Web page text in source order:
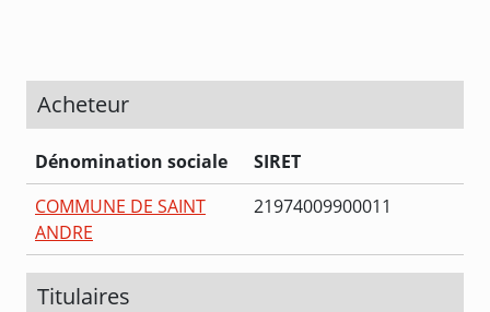
Acheteur
Dénomination sociale
SIRET
COMMUNE DE SAINT
ANDRE
21974009900011
Titulaires